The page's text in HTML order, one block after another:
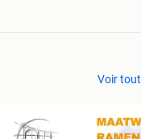
Voir tout